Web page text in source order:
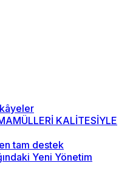
KALİTESİYLE
tam destek
Yeni Yönetim